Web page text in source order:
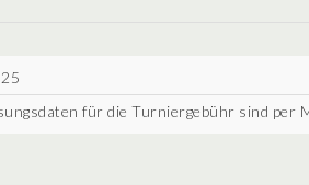
für die Turniergebühr sind per